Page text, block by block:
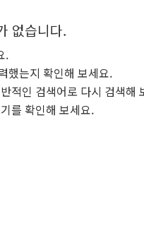
없습니다.
.
했는지 확인해 보세요.
적인 검색어로 다시 검색해
를 확인해 보세요.